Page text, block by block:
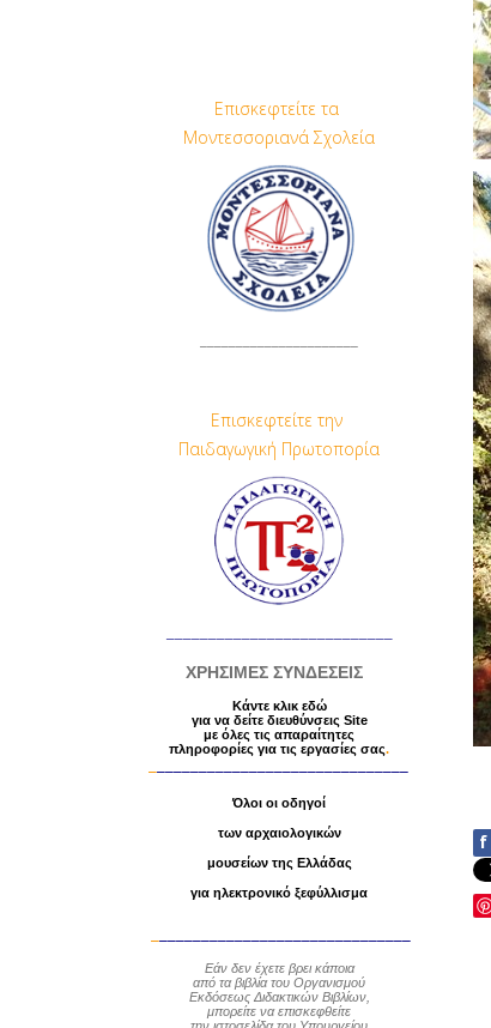
Επισκεφτείτε τα
Μοντεσσοριανά Σχολεία
Επισκεφτείτε την
Παιδαγωγική Πρωτοπορία
ΧΡΗΣΙΜΕΣ ΣΥΝΔΕΣΕΙΣ
Κάντε κλικ εδώ
για να δείτε διευθύνσεις Site
με όλες τις απαραίτητες
πληροφορίεςγια τις εργασίες σας.
Όλοι οι οδηγοί
των αρχαιολογικών
μουσείων της Ελλάδας
για ηλεκτρονικό ξεφύλλισμα
Εάν δεν έχετε βρει κάποια
από τα βιβλίατου Οργανισμού
Εκδόσεως Διδακτικών Βιβλίων,
μπορείτε να επισκεφθείτε
f